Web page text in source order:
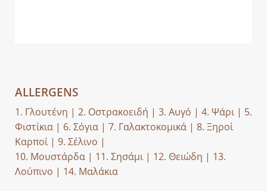
ALLERGENS
1. Γλουτένη | 2. Οστρακοειδή | 3. Αυγό | 4. Ψάρι | 5.
Φιστίκια | 6. Σόγια | 7. Γαλακτοκομικά | 8. Ξηροί
Καρποί | 9. Σέλινο |
10. Μουστάρδα | 11. Σησάμι | 12. Θειώδη | 13.
Λούπινο | 14. Μαλάκια